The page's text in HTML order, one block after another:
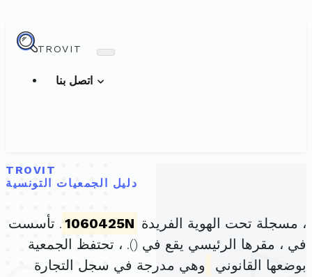
TROVIT
TROVIT
دليل الجمعيات التونسية
، مسجلة تحت الهوية الفريدة 1060425N . تأسست
في ، مقرها الرئيسي يقع في (). ، تحتفظ الجمعية
بوضعها القانوني
وهي مدرجة في سجل التجارة